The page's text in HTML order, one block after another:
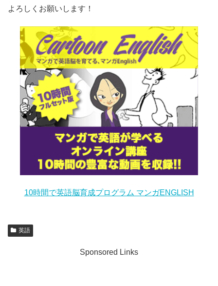
よろしくお願いします！
10時間で英語脳育成プログラム マンガENGLISH
英語
Sponsored Links